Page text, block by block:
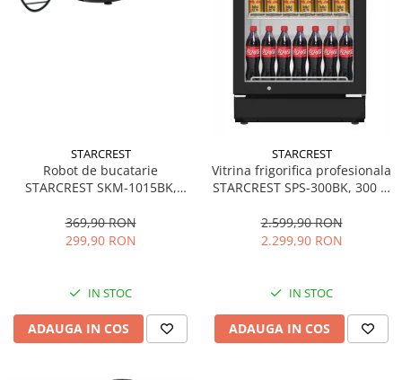
STARCREST
Robot de bucatarie
STARCREST SKM-1015BK,
Accesorii, 10 Viteze + Pulse,
Negru
369,90 RON
299,90 RON
IN STOC
ADAUGA IN COS
STARCREST
Vitrina frigorifica profesionala
STARCREST SPS-300BK, 300 L,
LED, H 169.5 cm, Negru
2.599,90 RON
2.299,90 RON
IN STOC
ADAUGA IN COS